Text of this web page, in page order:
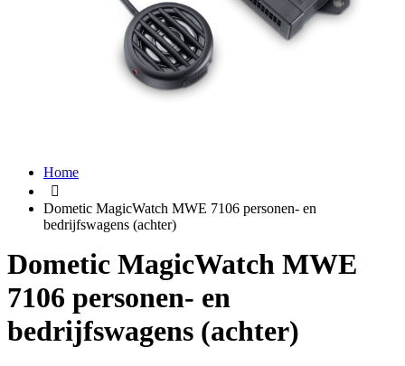
Home
Dometic MagicWatch MWE 7106 personen- en
bedrijfswagens (achter)
Dometic MagicWatch MWE
7106 personen- en
bedrijfswagens (achter)